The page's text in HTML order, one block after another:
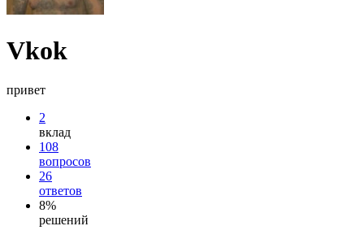
Vkok
привет
2
вклад
108
вопросов
26
ответов
8%
решений